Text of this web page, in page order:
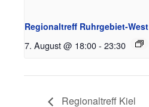
Regionaltreff Ruhrgebiet-West
7. August @ 18:00- 23:30
Regionaltreff Kiel